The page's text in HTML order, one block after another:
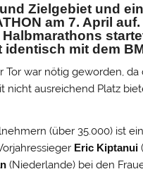
Zielgebiet und
am 7. April
mit dem
Tor war nötig geworden,
nicht ausreichend Platz
(über 35.000) ist
Eric Kiptanui
(Niederlande) bei den